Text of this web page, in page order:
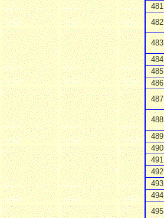
481
482
483
484
485
486
487
488
489
490
491
492
493
494
495